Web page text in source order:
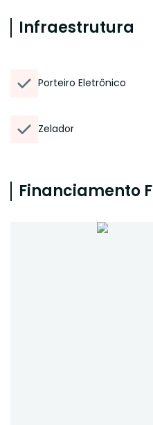
Infraestrutura
Porteiro Eletrônico
Zelador
Financiamento